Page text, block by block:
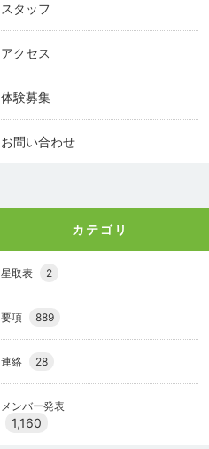
スタッフ
アクセス
体験募集
お問い合わせ
カテゴリ
星取表 2
要項 889
連絡 28
メンバー発表
1,160